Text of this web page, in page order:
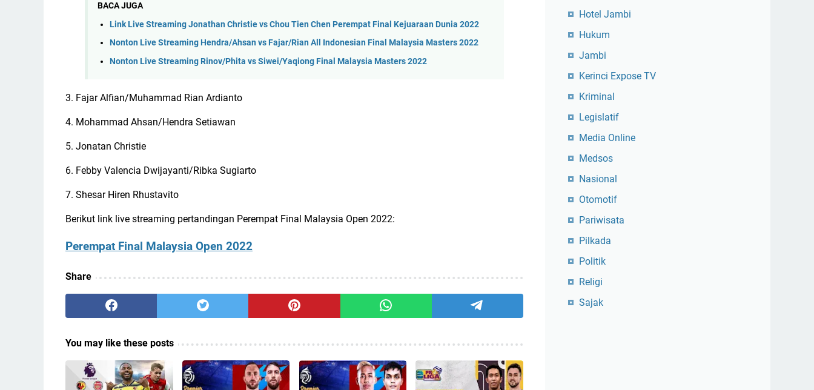
BACA JUGA
Link Live Streaming Jonathan Christie vs Chou Tien Chen Perempat Final Kejuaraan Dunia 2022
Nonton Live Streaming Hendra/Ahsan vs Fajar/Rian All Indonesian Final Malaysia Masters 2022
Nonton Live Streaming Rinov/Phita vs Siwei/Yaqiong Final Malaysia Masters 2022
3. Fajar Alfian/Muhammad Rian Ardianto
4. Mohammad Ahsan/Hendra Setiawan
5. Jonatan Christie
6. Febby Valencia Dwijayanti/Ribka Sugiarto
7. Shesar Hiren Rhustavito
Berikut link live streaming pertandingan Perempat Final Malaysia Open 2022:
Perempat Final Malaysia Open 2022
Share
You may like these posts
Hotel Jambi
Hukum
Jambi
Kerinci Expose TV
Kriminal
Legislatif
Media Online
Medsos
Nasional
Otomotif
Pariwisata
Pilkada
Politik
Religi
Sajak